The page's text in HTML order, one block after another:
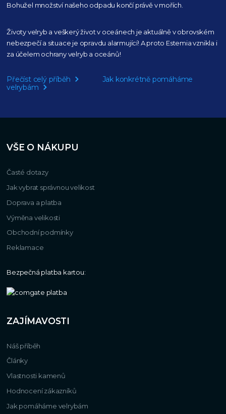
Bohužel množství našeho odpadu končí právě v mořích.
Životy velryb a veškerý život v oceánech je aktuálněv obrovském
nebezpečí a situace je opravdu alarmující! A proto Estemia vznikla i
za účelem ochrany velryb a oceánů!
Přečíst celý příběh
Jak konkrétně pomáháme
velrybám
VŠE O NÁKUPU
Časté dotazy
Jak vybrat správnou velikost
Doprava a platba
Výměna velikosti
Obchodní podmínky
Reklamace
Bezpečná platba kartou:
ZAJÍMAVOSTI
Náš příběh
Články
Vlastnosti kamenů
Hodnocení zákazníků
Jak pomáháme velrybám